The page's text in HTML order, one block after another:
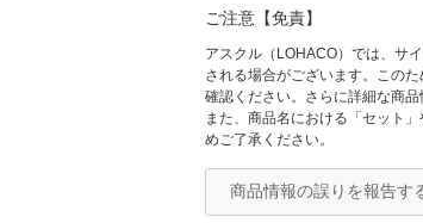
ご注意【免責】
アスクル（LOHACO）では、サ
される場合がございます。この
確認ください。さらに詳細な商
また、商品名における「セット
めご了承ください。
商品情報の誤りを報告す